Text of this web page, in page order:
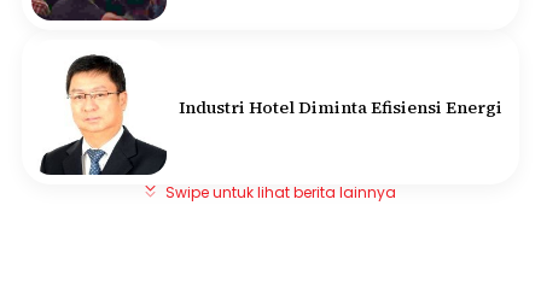
Industri Hotel Diminta Efisiensi Energi
Swipe untuk lihat berita lainnya